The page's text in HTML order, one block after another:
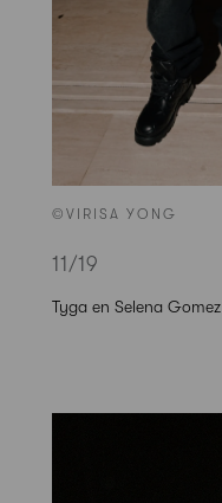
©VIRISA YONG
11/19
Tyga en Selena Gomez